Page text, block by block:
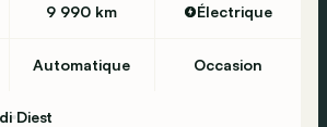
9 990 km Électrique
Automatique Occasion
Diest